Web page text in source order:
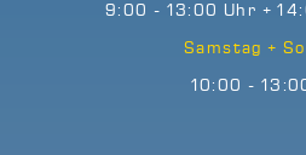
9:00 - 13:00 Uhr +
Samstag +
10:00 -